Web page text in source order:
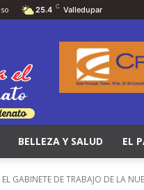
25.4 C Valledupar
BELLEZA Y SALUD EL
GABINETE DE TRABAJO DE LA